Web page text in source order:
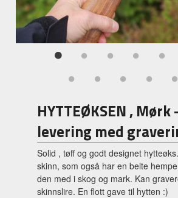
HYTTEØKSEN , Mørk
levering med
Solid , tøff og godt designet
skinn, som også har en belte
den med i skog og mark. Kan
skinnslire. En flott gave til hytten :)